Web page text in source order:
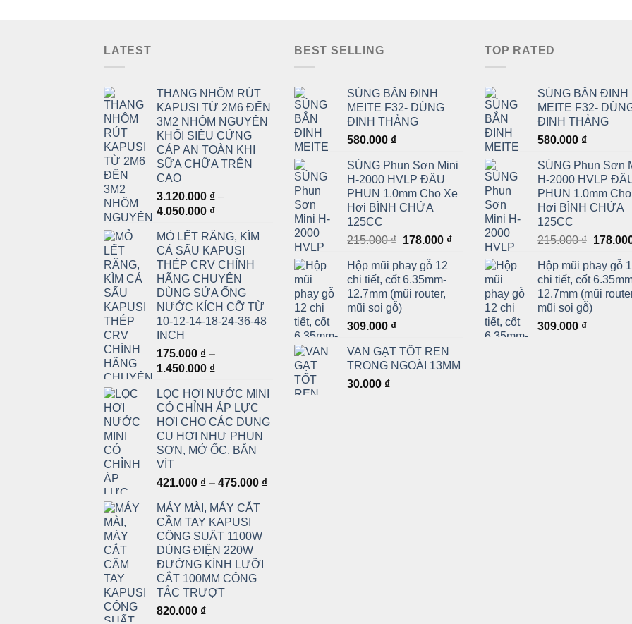
LATEST
THANG NHÔM RÚT
KAPUSI TỪ 2M6 ĐẾN
3M2 NHÔM NGUYÊN
KHỐI SIÊU CỨNG
CÁP AN TOÀN KHI
SỮA CHỮA TRÊN
CAO
3.120.000 ₫ –
4.050.000 ₫Khoảng
từ
3.120.000 ₫
đến
4.050.000 ₫
MỎ LẾT RĂNG, KÌM
CÁ SẤU KAPUSI
THÉP CRV CHÍNH
HÃNG CHUYÊN
DÙNG SỬA ỐNG
NƯỚC KÍCH CỠ TỪ
10-12-14-18-24-36-48
INCH
175.000 ₫ –
1.450.000 ₫Khoảng
từ
175.000 ₫
đến
1.450.000 ₫
LỌC HƠI NƯỚC MINI
CÓ CHỈNH ÁP LỰC
HƠI CHO CÁC DỤNG
CỤ HƠI NHƯ PHUN
SƠN, MỞ ỐC, BẮN
VÍT
421.000 ₫ – 475.000 ₫Khoảng
MÁY MÀI, MÁY CẮT
CẦM TAY KAPUSI
CÔNG SUẤT 1100W
DÙNG ĐIỆN 220W
ĐƯỜNG KÍNH LƯỠI
CẮT 100MM CÔNG
TẮC TRƯỢT
820.000 ₫
BEST SELLING
SÚNG BẮN ĐINH
MEITE F32- DÙNG
ĐINH THẲNG
580.000 ₫
SÚNG Phun Sơn Mini
H-2000 HVLP ĐẦU
PHUN 1.0mm Cho Xe
Hơi BÌNH CHỨA
125CC
215.000₫ Giá
là:
215.000 ₫.
178.000 ₫Giá
178.000 ₫.
Hộp mũi phay gỗ 12
chi tiết, cốt 6.35mm-
12.7mm (mũi router,
mũi soi gỗ)
309.000 ₫
VAN GẠT TỐT REN
TRONG NGOÀI 13MM
30.000 ₫
TOP RATED
SÚNG BẮN ĐINH
MEITE F32-
ĐINH THẲNG
580.000 ₫
SÚNG Phun Sơn
H-2000 HVLP
PHUN 1.0mm
Hơi BÌNH CHỨA
125CC
215.000₫ Giá
là:
215.000
Hộp mũi phay gỗ
chi tiết, cốt
12.7mm (mũi
mũi soi gỗ)
309.000 ₫